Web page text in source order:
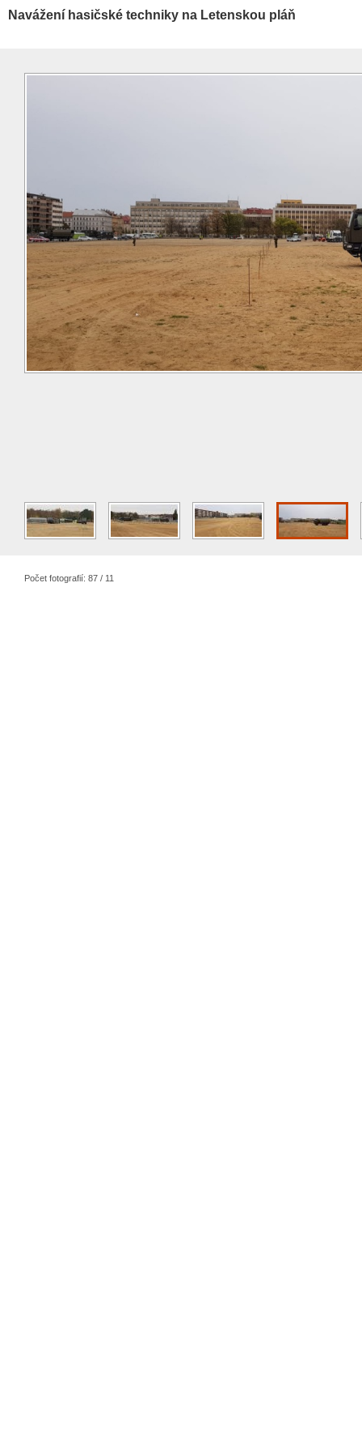
Navážení hasičské techniky na Letenskou pláň
Počet fotografií: 87 / 11